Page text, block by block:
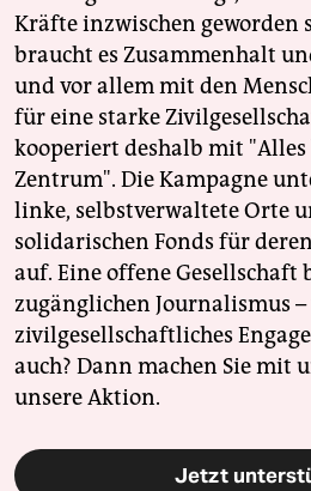
Kräfte inzwischen geworden
braucht es Zusammenhalt
und vor allem mit den
für eine starke
kooperiert deshalb mit
Zentrum". Die Kampagne
linke, selbstverwaltete Orte
solidarischen Fonds für
auf. Eine offene
zugänglichen Journalismus
zivilgesellschaftliches
auch? Dann machen Sie mit
unsere Aktion.
Jetzt